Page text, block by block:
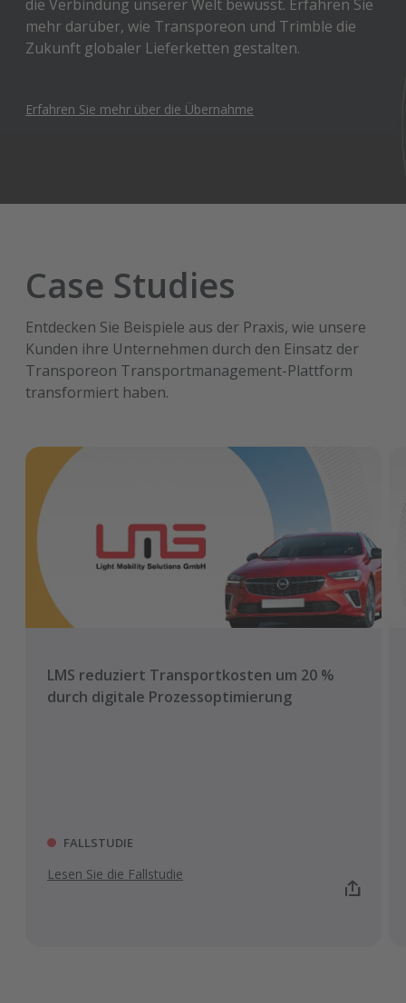
die Verbindung unserer Welt bewusst. Erfahren Sie
mehr darüber, wie Transporeon und Trimble die
Zukunft globaler Lieferketten gestalten.
Erfahren Sie mehr über die Übernahme
Case Studies
Entdecken Sie Beispiele aus der Praxis, wie unsere
Kunden ihre Unternehmen durch den Einsatz der
Transporeon Transportmanagement-Plattform
transformiert haben.
LMS reduziert Transportkosten um 20 %
durch digitale Prozessoptimierung
FALLSTUDIE
Lesen Sie die Fallstudie